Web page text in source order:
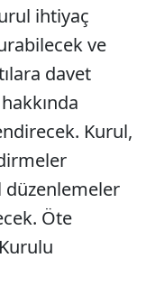
ihtiyaç
ve
davet
Kurul,
düzenlemeler
Öte